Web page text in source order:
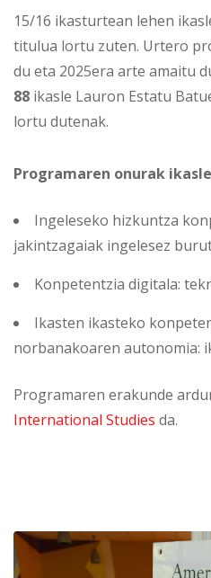
15/16 ikasturtean lehen
titulua lortu zuten. Urtero
du eta 2025era arte amaitu
88 ikasle Lauron Estatu
lortu dutenak.
Programaren onurak
Ingeleseko hizkuntza
jakintzagaiak ingelesez
Konpetentzia digitala:
Ikasten ikasteko
norbanakoaren autonomia:
Programaren erakunde
International Studies da.